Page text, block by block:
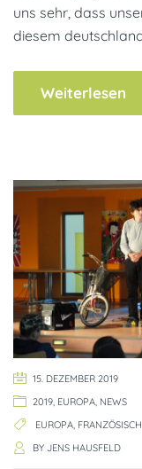
uns sehr, dass
diesem
Weiterlesen
15. DEZEMBER 2019
2019, EUROPA, NEWS
EUROPA, FRANZÖSISCH
BY JENS HAUSFELD